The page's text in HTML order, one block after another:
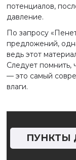
ПУНКТЫ
потенциалов,
давление.
По запросу
предложений,
ведь этот
Следует помнить,
— это самый
влаги.